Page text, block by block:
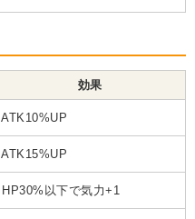
効果
ATK10%UP
ATK15%UP
HP30%以下で気力+1